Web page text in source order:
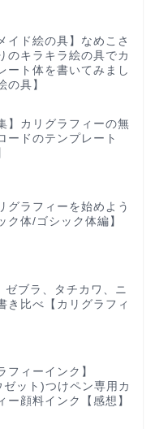
イド絵の具】なめこさ
のキラキラ絵の具でカ
ート体を書いてみまし
の具】
】カリグラフィーの無
ードのテンプレート
グラフィーを始めよう
ク体/ゴシック体編】
ゼブラ、タチカワ、ニ
比べ【カリグラフィ
フィーインク】
ゼット)つけペン専用カ
ー顔料インク【感想】